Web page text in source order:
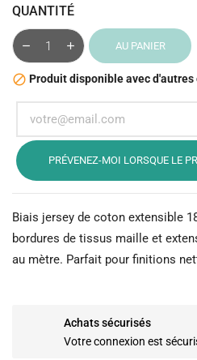
QUANTITÉ
AU PANIER
 Produit disponible avec d'autres
PRÉVENEZ-MOI LORSQUE LE
Biais jersey de coton extensible
bordures de tissus maille et
au mètre. Parfait pour finitions
Achats sécurisés
Votre connexion est